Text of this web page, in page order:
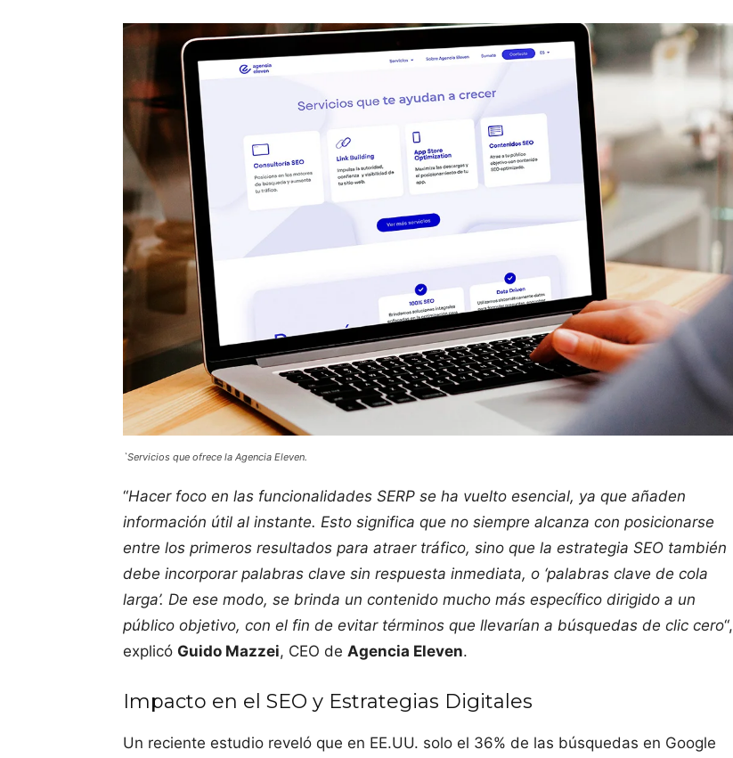
`Servicios que ofrece la Agencia Eleven.
“Hacer foco en las funcionalidades SERP se ha vuelto esencial, ya que añaden
información útil al instante. Esto significa que no siempre alcanza con posicionarse
entre los primeros resultados para atraer tráfico, sino que la estrategia SEO también
debe incorporar palabras clave sin respuesta inmediata, o ‘palabras clave de cola
larga’. De ese modo, se brinda un contenido mucho más específico dirigido a un
público objetivo, con el fin de evitar términos que llevarían a búsquedas de clic cero“,
explicó Guido Mazzei, CEO de Agencia Eleven.
Impacto en el SEO y Estrategias Digitales
Un reciente estudio reveló que en EE.UU. solo el 36% de las búsquedas en Google